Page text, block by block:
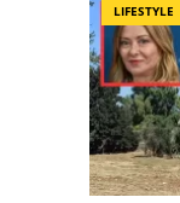
LIFESTYLE